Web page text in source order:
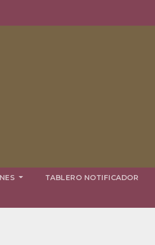
TABLERO NOTIFICADOR